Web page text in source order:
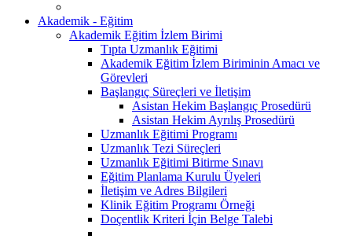
Akademik - Eğitim
Akademik Eğitim İzlem Birimi
Tıpta Uzmanlık Eğitimi
Akademik Eğitim İzlem Biriminin Amacı ve
Görevleri
Başlangıç Süreçleri ve İletişim
Asistan Hekim Başlangıç Prosedürü
Asistan Hekim Ayrılış Prosedürü
Uzmanlık Eğitimi Programı
Uzmanlık Tezi Süreçleri
Uzmanlık Eğitimi Bitirme Sınavı
Eğitim Planlama Kurulu Üyeleri
İletişim ve Adres Bilgileri
Klinik Eğitim Programı Örneği
Doçentlik Kriteri İçin Belge Talebi